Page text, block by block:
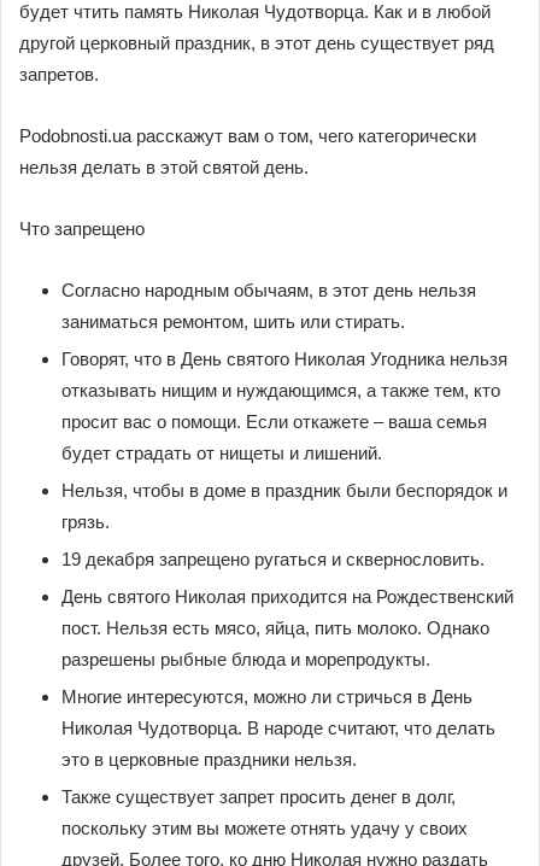
будет чтить память Николая Чудотворца. Как и в любой
другой церковный праздник, в этот день существует ряд
запретов.
Podobnosti.ua расскажут вам о том, чего категорически
нельзя делать в этой святой день.
Что запрещено
Согласно народным обычаям, в этот день нельзя
заниматься ремонтом, шить или стирать.
Говорят, что в День святого Николая Угодника нельзя
отказывать нищим и нуждающимся, а также тем, кто
просит вас о помощи. Если откажете – ваша семья
будет страдать от нищеты и лишений.
Нельзя, чтобы в доме в праздник были беспорядок и
грязь.
19 декабря запрещено ругаться и сквернословить.
День святого Николая приходится на Рождественский
пост. Нельзя есть мясо, яйца, пить молоко. Однако
разрешены рыбные блюда и морепродукты.
Многие интересуются, можно ли стричься в День
Николая Чудотворца. В народе считают, что делать
это в церковные праздники нельзя.
Также существует запрет просить денег в долг,
поскольку этим вы можете отнять удачу у своих
друзей. Более того, ко дню Николая нужно раздать